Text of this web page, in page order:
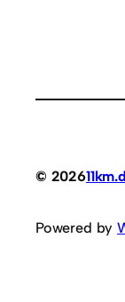
© 2026
Powered by